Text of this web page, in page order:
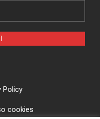
Policy
cookies